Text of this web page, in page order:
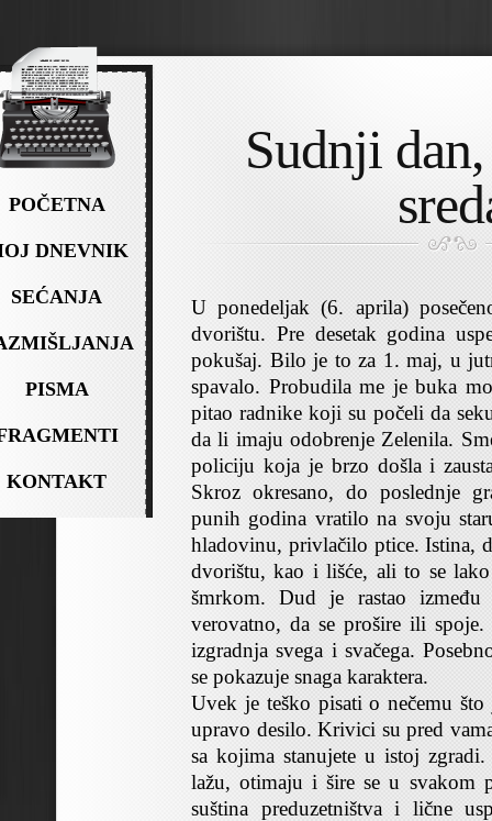
POČETNA
DNEVNIK
SEĆANJA
PISMA
KONTAKT
Sudnji
U ponedeljak (6. aprila)
dvorištu. Pre desetak godina
pokušaj. Bilo je to za 1. maj, u
spavalo. Probudila me je buka
pitao radnike koji su počeli da
da li imaju odobrenje Zelenila.
policiju koja je brzo došla i
Skroz okresano, do poslednje
punih godina vratilo na svoju
hladovinu, privlačilo ptice. Istina,
dvorištu, kao i lišće, ali to se
šmrkom. Dud je rastao
verovatno, da se prošire ili
izgradnja svega i svačega.
se pokazuje snaga karaktera.
Uvek je teško pisati o nečemu
upravo desilo. Krivici su pred
sa kojima stanujete u istoj
lažu, otimaju i šire se u svakom
suština preduzetništva i lične